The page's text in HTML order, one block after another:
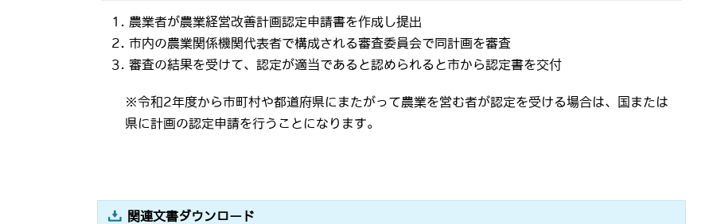
農業者が農業経営改善計画認定申請書を作成し提出
市内の農業関係機関代表者で構成される審査委員会で同計画を審査
審査の結果を受けて、認定が適当であると認められると市から認定書を交付
※令和2年度から市町村や都道府県にまたがって農業を営む者が認定を受ける場合は、国または
県に計画の認定申請を行うことになります。
関連文書ダウンロード